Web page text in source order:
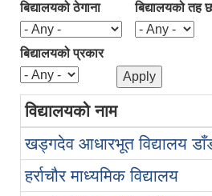
बिद्यालयको ठेगाना बिद्यालयको तह
बिद्यालयको प्रकार
विद्यालयको नाम
खड्गदेव आधारभूत विद्यालय
हर्राचौर माध्यमिक विद्यालय